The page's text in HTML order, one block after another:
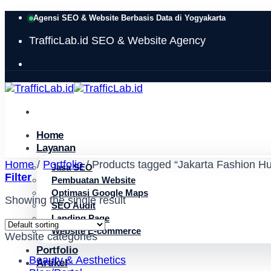
Skip
content
Agensi SEO & Website Berbasis Data di Yogyakarta
TrafficLab.id SEO & Website Agency
Home
Layanan
Jasa SEO
Pembuatan Website
Optimasi Google Maps
SEO Audit
Landing Page
Website E-commerce
Portfolio
Artikel
Home / Portfolio /Products tagged “Jakarta Fashion
Filter
Showing the single result
Website categories
Beauty & Aesthetics